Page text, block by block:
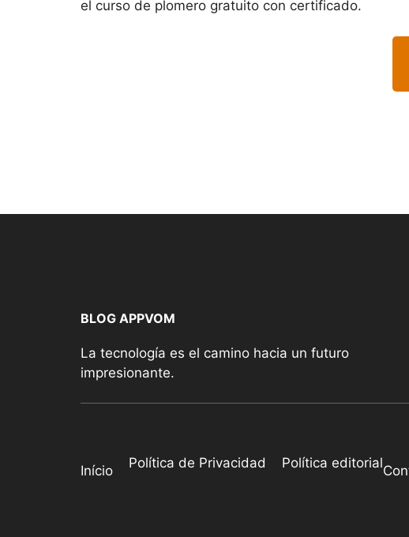
el curso de plomero gratuito con certificado.
BLOG APPVOM
La tecnología es el camino hacia un futuro
impresionante.
Início Política de Privacidad Política editorial